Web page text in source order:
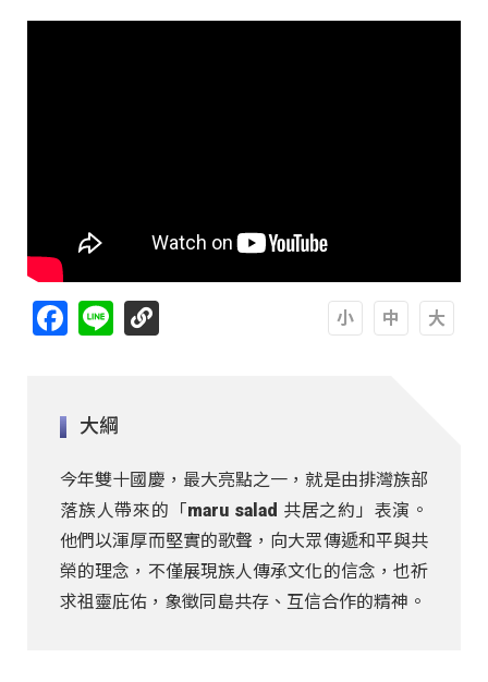
Facebook
Line
大綱
今年雙十國慶，最大亮點之一，就是由排灣族部
落族人帶來的「maru salad 共居之約」表演。
他們以渾厚而堅實的歌聲，向大眾傳遞和平與共
榮的理念，不僅展現族人傳承文化的信念，也祈
求祖靈庇佑，象徵同島共存、互信合作的精神。